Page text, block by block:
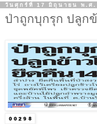
วันศุกร์ที่ 17 มิถุนายน พ.ศ.
ป่าถูกบุกรุก ปลูก